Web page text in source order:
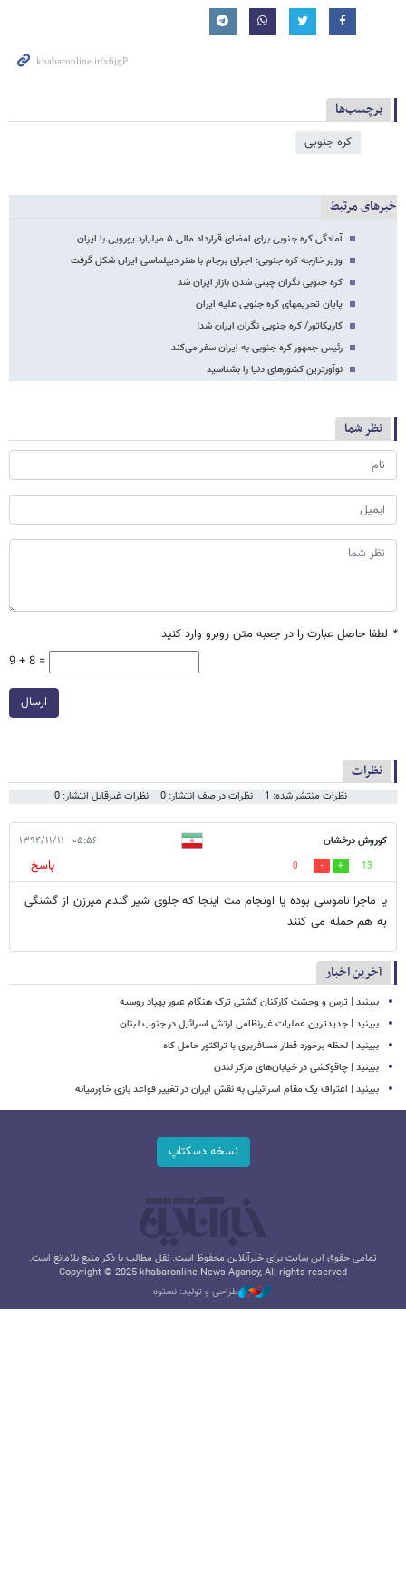
برچسب‌ها
کره جنوبی
خبرهای مرتبط
آمادگی کره جنوبی برای امضای قرارداد مالی ۵ میلیارد یورویی با ایران
وزیر خارجه کره جنوبی: اجرای برجام با هنر دیپلماسی ایران شکل گرفت
کره جنوبی نگران چینی شدن بازار ایران شد
پایان تحریمهای کره جنوبی علیه ایران
کاریکاتور/ کره جنوبی نگران ایران شد!
رئیس جمهور کره جنوبی به ایران سفر می‌کند
نوآورترین کشورهای دنیا را بشناسید
نظر شما
* لطفا حاصل عبارت را در جعبه متن روبرو وارد کنید
9 + 8 =
ارسال
نظرات
نظرات منتشر شده: 1 نظرات در صف انتشار: 0 نظرات غیرقابل انتشار: 0
کوروش درخشان ۰۵:۵۶ - ۱۳۹۴/۱۱/۱۱
13
0
پاسخ
یا ماجرا ناموسی بوده یا اونجام مث اینجا که جلوی شیر گندم میرزن از گشنگی
به هم حمله می کنند
آخرین اخبار
ببینید | ترس و وحشت کارکنان کشتی ترک هنگام عبور پهپاد روسیه
ببینید | جدیدترین عملیات غیرنظامی ارتش اسرائیل در جنوب لبنان
ببینید | لحظه برخورد قطار مسافربری با تراکتور حامل کاه
ببینید | چاقوکشی در خیابان‌های مرکز لندن
ببینید | اعتراف یک مقام اسرائیلی به نقش ایران در تغییر قواعد بازی خاورمیانه
نسخه دسکتاپ
تمامی حقوق این سایت برای خبرآنلاین محفوظ است. نقل مطالب با ذکر منبع بلامانع است.
Copyright © 2025 khabaronline News Agancy, All rights reserved
طراحی و تولید: نستوه